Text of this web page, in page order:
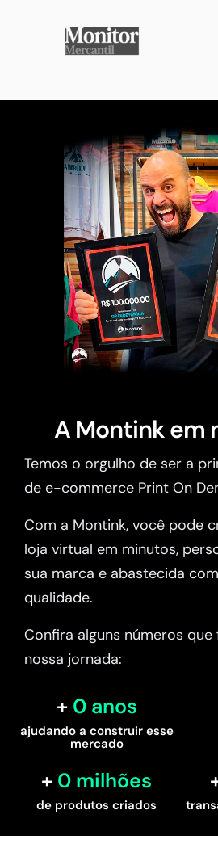
A Montink em
Temos o orgulho de ser a
de e-commerce Print On
Com a Montink, você pode
loja virtual em minutos,
sua marca e abastecida
qualidade.
Confira alguns números
nossa jornada:
ajudando a construir esse
mercado
0 anos
de produtos criados
0 milhões